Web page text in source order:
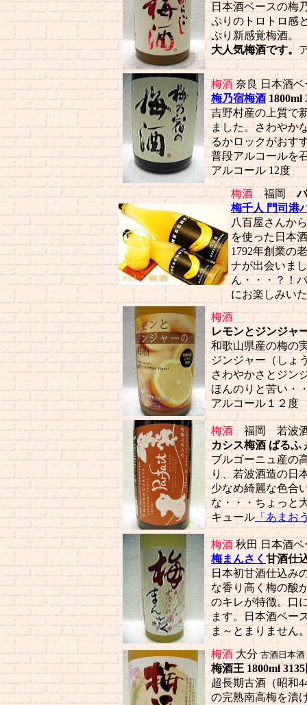
日本酒ベースの梅
ぷりのトロトロ感
ぷり新感覚梅酒。
大人気梅酒です。
梅酒 奈良 日本酒ベ
梅乃宿梅酒 1800ml
吉野村産の上質で
ました。さわやか
るかロックがおす
普段アルコールを
アルコール 12度
梅酒 福岡
梅千人 門司港
八百屋さんか
を使った日本
1792年創業の
ナが出会いま
ん・・・？！
にお楽しみい
梅酒
レモンとジンジャ
和歌山県産の梅の
ジンジャー（しょ
さわやかさとジン
ほんのりと苦い・
アルコール１２度
梅酒 福岡 若波
カシス梅酒 ぱるふ
ブルゴーニュ産の
り、若波酒造の日
少なめ綺麗な色合
な・・・ちょっと
キュール 「あまお
梅酒 秋田 日本酒ベ
梅まんさく 甘酒仕
日本初甘酒仕込み
な香り高く梅の酸
のキレが特徴。口
ます。日本酒ベー
ま～とまりません
梅酒大分 古酒日本
梅酒王 1800ml
超長期古酒（昭和
の完熟南高梅を漬